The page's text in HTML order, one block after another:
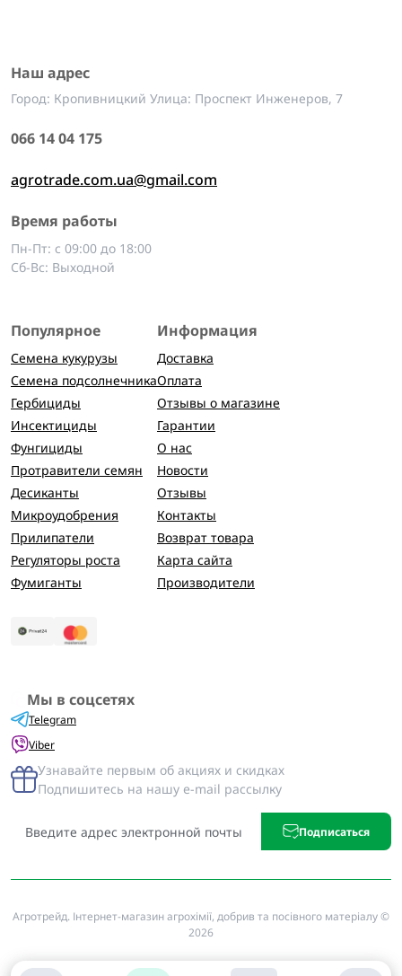
Наш адрес
Город: Кропивницкий Улица: Проспект Инженеров, 7
066 14 04 175
agrotrade.com.ua@gmail.com
Время работы
Пн-Пт: с 09:00 до 18:00
Сб-Вс: Выходной
Популярное
Семена кукурузы
Семена подсолнечника
Гербициды
Инсектициды
Фунгициды
Протравители семян
Десиканты
Микроудобрения
Прилипатели
Регуляторы роста
Фумиганты
Информация
Доставка
Оплата
Отзывы о магазине
Гарантии
О нас
Новости
Отзывы
Контакты
Возврат товара
Карта сайта
Производители
Мы в соцсетях
Telegram
Viber
Узнавайте первым об акциях и скидках
Подпишитесь на нашу e-mail рассылку
Подписаться
Агротрейд. Інтернет-магазин агрохімії, добрив та посівного матеріалу ©
2026